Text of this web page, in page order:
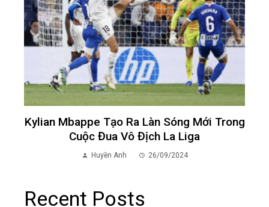
Kylian Mbappe Tạo Ra Làn Sóng Mới Trong
Cuộc Đua Vô Địch La Liga
Huyền Anh 26/09/2024
Recent Posts